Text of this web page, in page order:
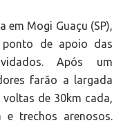
em Mogi Guaçu (SP),
de apoio das
Após um
farão a largada
de 30km cada,
trechos arenosos.